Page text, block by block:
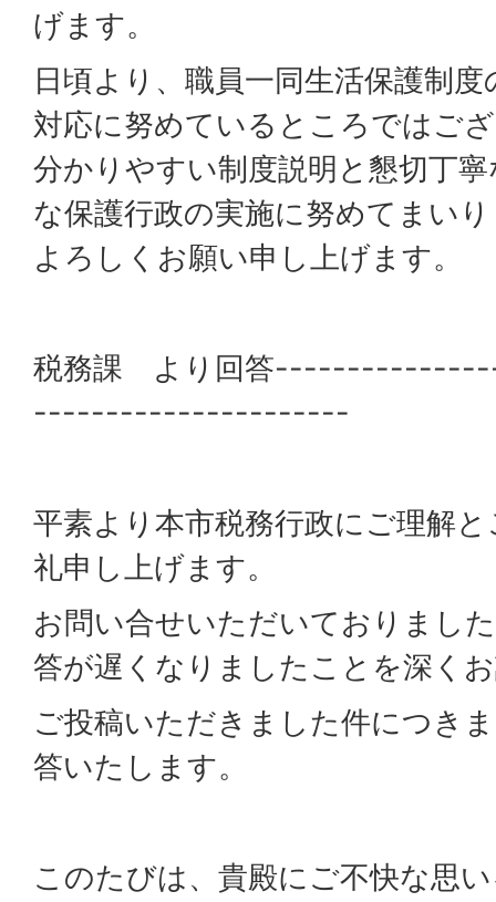
げます。
日頃より、職員一同生活保護制
対応に努めているところではご
分かりやすい制度説明と懇切丁
な保護行政の実施に努めてまい
よろしくお願い申し上げます。
税務課 より回答
----------------------
平素より本市税務行政にご理解
礼申し上げます。
お問い合せいただいておりまし
答が遅くなりましたことを深く
ご投稿いただきました件につき
答いたします。
このたびは、貴殿にご不快な思